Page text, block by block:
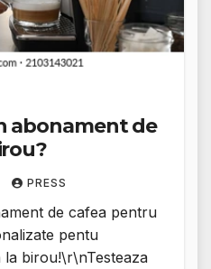
abonament de
PRESS
de cafea pentru
pentu
la birou!\r\nTesteaza